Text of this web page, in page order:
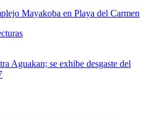
Mayakoba en Playa del Carmen
Aguakan; se exhibe desgaste del